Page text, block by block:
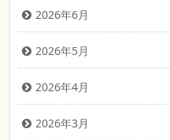
2026年6月
2026年5月
2026年4月
2026年3月